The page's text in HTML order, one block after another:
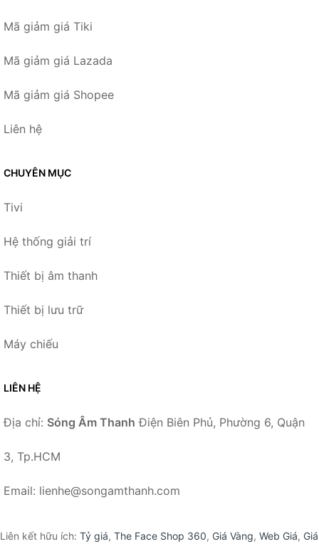
Mã giảm giá Tiki
Mã giảm giá Lazada
Mã giảm giá Shopee
Liên hệ
CHUYÊN MỤC
Tivi
Hệ thống giải trí
Thiết bị âm thanh
Thiết bị lưu trữ
Máy chiếu
LIÊN HỆ
Địa chỉ: Sóng Âm Thanh Điện Biên Phủ, Phường 6, Quận
3, Tp.HCM
Email: lienhe@songamthanh.com
Liên kết hữu ích: Tỷ giá, The Face Shop 360, Giá Vàng, Web Giá, Giá